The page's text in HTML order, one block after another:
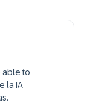
able to
la IA